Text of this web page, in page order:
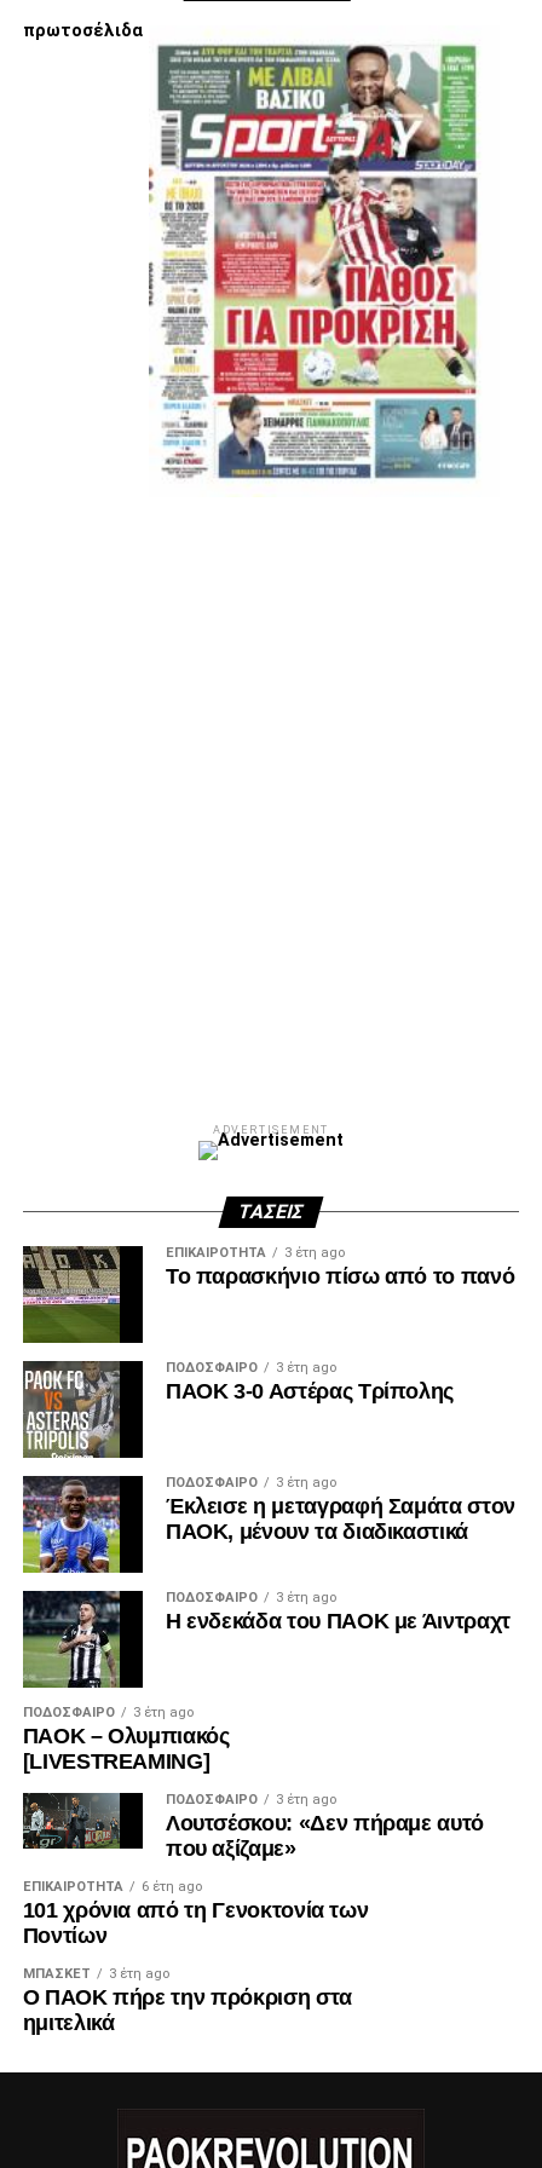
πρωτοσέλιδα
ADVERTISEMENT
ΤΆΣΕΙΣ
ΕΠΙΚΑΙΡΌΤΗΤΑ 3 έτη ago
Το παρασκήνιο πίσω από το πανό
ΠΟΔΌΣΦΑΙΡΟ 3 έτη ago
ΠΑΟΚ 3-0 Αστέρας Τρίπολης
ΠΟΔΌΣΦΑΙΡΟ 3 έτη ago
Έκλεισε η μεταγραφή Σαμάτα στον
ΠΑΟΚ, μένουν τα διαδικαστικά
ΠΟΔΌΣΦΑΙΡΟ 3 έτη ago
Η ενδεκάδα του ΠΑΟΚ με Άιντραχτ
ΠΟΔΌΣΦΑΙΡΟ 3 έτη ago
ΠΑΟΚ – Ολυμπιακός
[LIVESTREAMING]
ΠΟΔΌΣΦΑΙΡΟ 3 έτη ago
Λουτσέσκου: «Δεν πήραμε αυτό
που αξίζαμε»
ΕΠΙΚΑΙΡΌΤΗΤΑ 6 έτη ago
101 χρόνια από τη Γενοκτονία των
Ποντίων
ΜΠΆΣΚΕΤ 3 έτη ago
Ο ΠΑΟΚ πήρε την πρόκριση στα
ημιτελικά